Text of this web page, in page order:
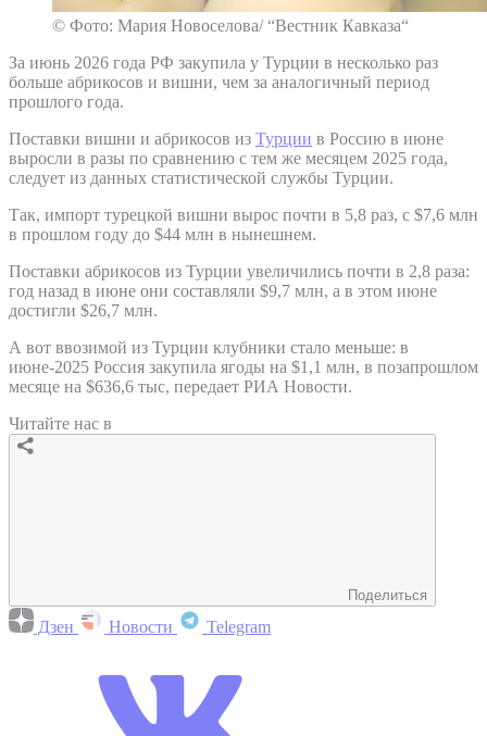
© Фото: Мария Новоселова/ “Вестник Кавказа“
За июнь 2026 года РФ закупила у Турции в несколько раз
больше абрикосов и вишни, чем за аналогичный период
прошлого года.
Поставки вишни и абрикосов из Турции в Россию в июне
выросли в разы по сравнению с тем же месяцем 2025 года,
следует из данных статистической службы Турции.
Так, импорт турецкой вишни вырос почти в 5,8 раз, с $7,6 млн
в прошлом году до $44 млн в нынешнем.
Поставки абрикосов из Турции увеличились почти в 2,8 раза:
год назад в июне они составляли $9,7 млн, а в этом июне
достигли $26,7 млн.
А вот ввозимой из Турции клубники стало меньше: в
июне-2025 Россия закупила ягоды на $1,1 млн, в позапрошлом
месяце на $636,6 тыс, передает РИА Новости.
Читайте нас в
Поделиться
Дзен Новости Telegram